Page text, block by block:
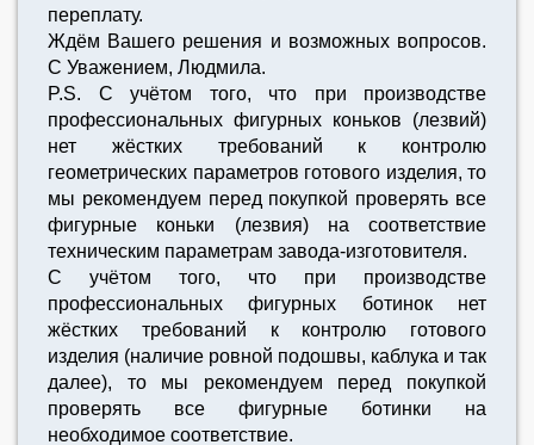
переплату.
Ждём Вашего решения и возможных вопросов.
С Уважением, Людмила.
P.S. C учётом того, что при производстве
профессиональных фигурных коньков (лезвий)
нет жёстких требований к контролю
геометрических параметров готового изделия, то
мы рекомендуем перед покупкой проверять все
фигурные коньки (лезвия) на соответствие
техническим параметрам завода-изготовителя.
C учётом того, что при производстве
профессиональных фигурных ботинок нет
жёстких требований к контролю готового
изделия (наличие ровной подошвы, каблука и так
далее), то мы рекомендуем перед покупкой
проверять все фигурные ботинки на
необходимое соответствие.